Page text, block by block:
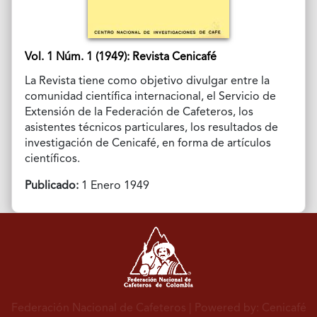
Vol. 1 Núm. 1 (1949): Revista Cenicafé
La Revista tiene como objetivo divulgar entre la
comunidad científica internacional, el Servicio de
Extensión de la Federación de Cafeteros, los
asistentes técnicos particulares, los resultados de
investigación de Cenicafé, en forma de artículos
científicos.
Publicado:1 Enero 1949
Federación Nacional de Cafeteros | Powered by: Cenicafé